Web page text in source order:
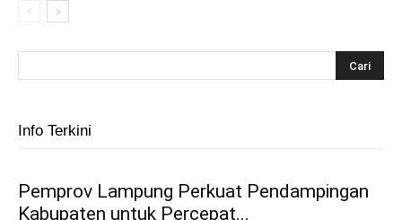
Info Terkini
Pemprov Lampung Perkuat Pendampingan
Kabupaten untuk Percepat...